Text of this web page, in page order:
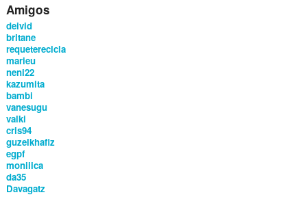
Amigos
deivid
britane
requeterecicla
marieu
neni22
kazumita
bambi
vanesugu
valki
cris94
guzelkhafiz
egpf
moniiica
da35
Davagatz